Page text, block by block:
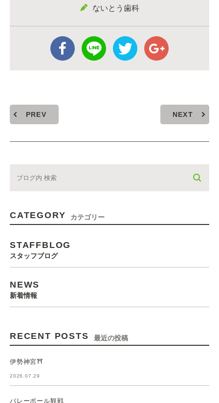
ないとう歯科
PREV NEXT
CATEGORY カテゴリー
STAFFBLOG
スタッフブログ
NEWS
新着情報
RECENT POSTS 最近の投稿
伊勢神宮⛩️
2026.07.29
バレーボール観戦